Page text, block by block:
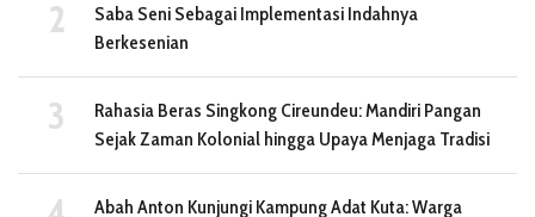
Saba Seni Sebagai Implementasi Indahnya
Berkesenian
Rahasia Beras Singkong Cireundeu: Mandiri Pangan
Sejak Zaman Kolonial hingga Upaya Menjaga Tradisi
Abah Anton Kunjungi Kampung Adat Kuta: Warga